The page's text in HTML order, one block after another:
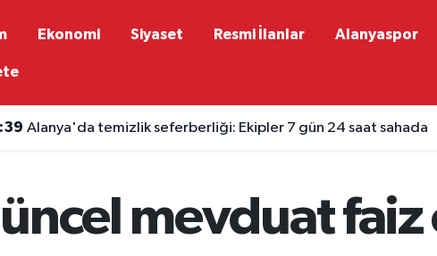
Ekonomi Siyaset Resmi İlanlar Alanyaspor
Alanya'da temizlik seferberliği: Ekipler 7 gün 24 saat sahada
mevduat faiz